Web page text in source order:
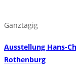
Ganztägig
Ausstellung Hans-
Rothenburg